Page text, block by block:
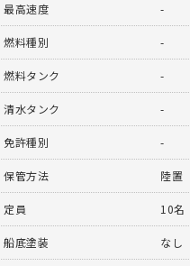
最高速度 -
燃料種別 -
燃料タンク -
清水タンク -
免許種別 -
保管方法 陸置
定員 10名
船底塗装 なし